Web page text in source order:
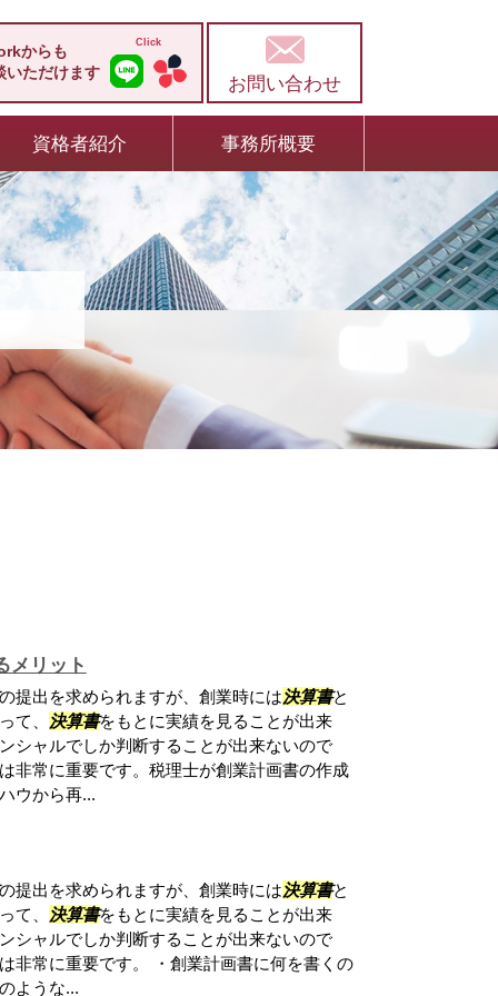
からも
いただけます
お問い合わせ
資格者紹介 事務所概要
メリット
提出を求められますが、創業時には決算書と
て、
決算書をもとに実績を見ることが出来
シャルでしか判断することが出来ないので
非常に重要です。税理士が創業計画書の作成
ウから再...
提出を求められますが、創業時には決算書と
て、
決算書をもとに実績を見ることが出来
シャルでしか判断することが出来ないので
非常に重要です。 ・創業計画書に何を書くの
ような...